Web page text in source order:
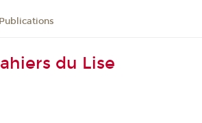
Publications
du Lise